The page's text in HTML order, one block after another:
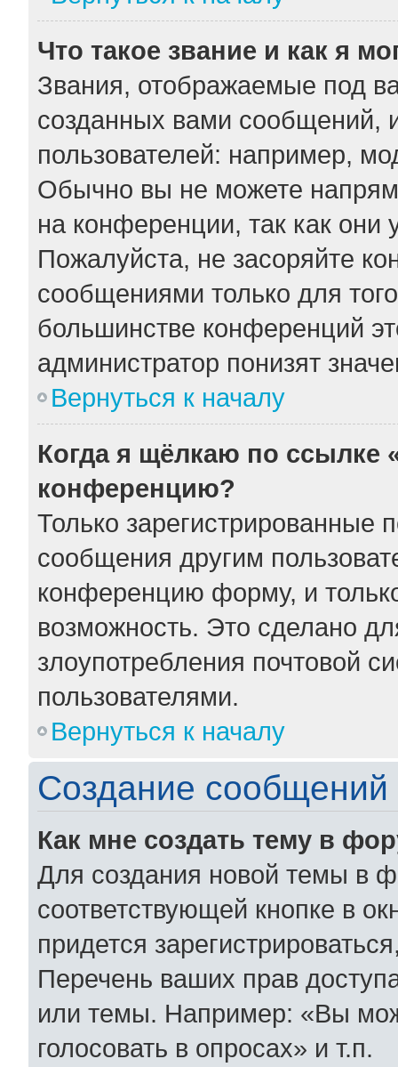
Что такое звание и как я
Звания, отображаемые под
созданных вами сообщений,
пользователей: например,
Обычно вы не можете
на конференции, так как
Пожалуйста, не засоряйте
сообщениями только для
большинстве конференций
администратор понизят
Вернуться к началу
Когда я щёлкаю по ссылке
конференцию?
Только зарегистрированные
сообщения другим
конференцию форму, и
возможность. Это сделано
злоупотребления почтовой
пользователями.
Вернуться к началу
Создание сообщений
Как мне создать тему в
Для создания новой темы в
соответствующей кнопке в
придется
Перечень ваших прав
или темы. Например: «Вы
голосовать в опросах» и т.п.